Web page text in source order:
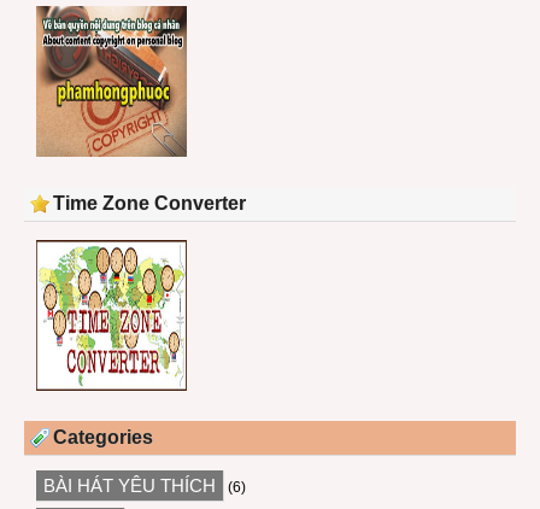
Time Zone Converter
Categories
BÀI HÁT YÊU THÍCH (6)